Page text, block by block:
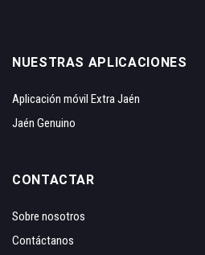
NUESTRAS APLICACIONES
Aplicación móvil Extra Jaén
Jaén Genuino
CONTACTAR
Sobre nosotros
Contáctanos